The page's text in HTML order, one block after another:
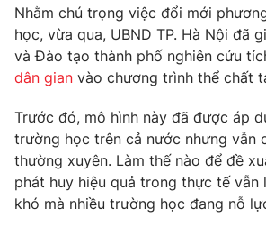
Câu chuyện quốc tế
Thị trường
Góc doanh nghiệp
Dữ liệu và đời sống
Truyền hình
Hậu trường
Nhân vật
Khán giả
Giải trí
Điện ảnh
Âm nhạc
Đời sống
Du lịch
Giáo dục
Nhằm chú trọng việc đổi mới
học, vừa qua, UBND TP. Hà Nội đã
và Đào tạo thành phố nghiên cứu
dân gian vào chương trình thể chất
Trước đó, mô hình này đã được áp
trường học trên cả nước nhưng vẫn
thường xuyên. Làm thế nào để đề
phát huy hiệu quả trong thực tế vẫn
khó mà nhiều trường học đang nỗ